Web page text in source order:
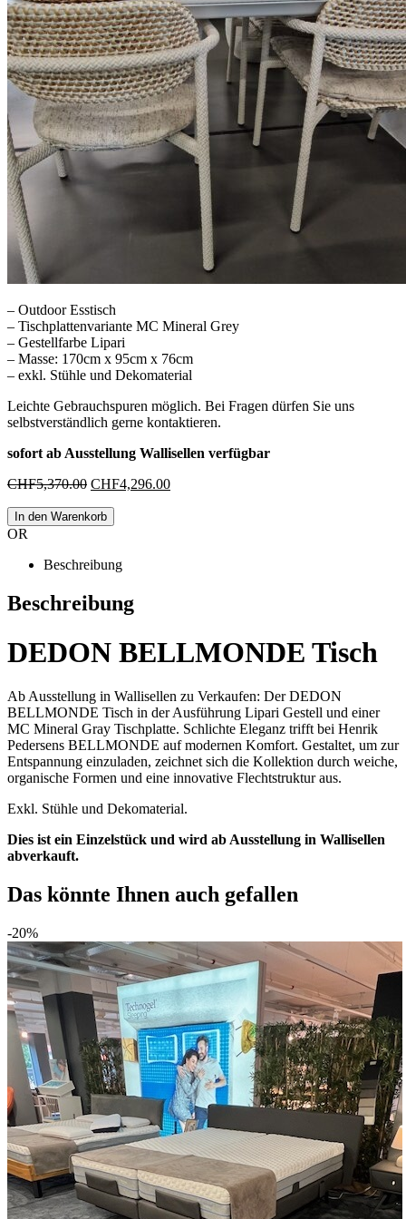
– Outdoor Esstisch
– Tischplattenvariante MC Mineral Grey
– Gestellfarbe Lipari
– Masse: 170cm x 95cm x 76cm
– exkl. Stühle und Dekomaterial
Leichte Gebrauchspuren möglich. Bei Fragen dürfen Sie uns
selbstverständlich gerne kontaktieren.
sofort ab Ausstellung Wallisellen verfügbar
CHF5,370.00 Ursprünglicher
war:
CHF4,296.00Aktueller
In den Warenkorb
OR
Beschreibung
Beschreibung
DEDON BELLMONDE Tisch
Ab Ausstellung in Wallisellen zu Verkaufen: Der DEDON
BELLMONDE Tisch in der Ausführung Lipari Gestell und einer
MC Mineral Gray Tischplatte. Schlichte Eleganz trifft bei Henrik
Pedersens BELLMONDE auf modernen Komfort. Gestaltet, um zur
Entspannung einzuladen, zeichnet sich die Kollektion durch weiche,
organische Formen und eine innovative Flechtstruktur aus.
Exkl. Stühle und Dekomaterial.
Dies ist ein Einzelstück und wird ab Ausstellung in Wallisellen
abverkauft.
Das könnte Ihnen auch gefallen
-20%